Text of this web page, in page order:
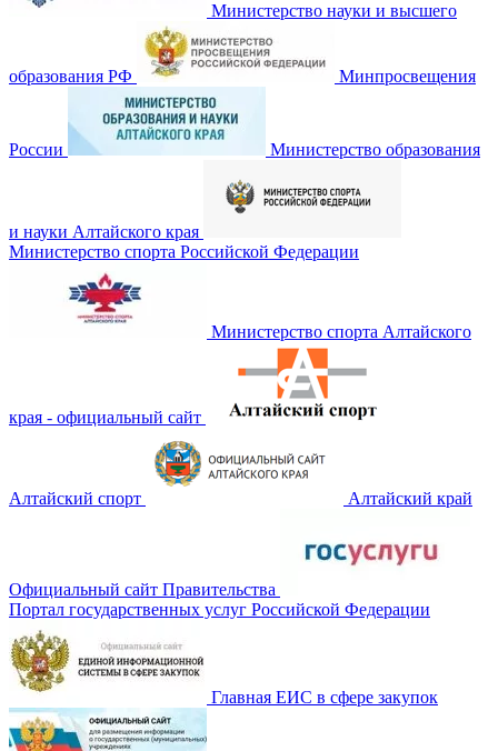
Министерство науки и высшего
образования РФ Минпросвещения
России Министерство образования
и науки Алтайского края
Министерство спорта Российской Федерации
Министерство спорта Алтайского
края - официальный сайт
Алтайский спорт Алтайский край
Официальный сайт Правительства
Портал государственных услуг Российской Федерации
Главная ЕИС в сфере закупок